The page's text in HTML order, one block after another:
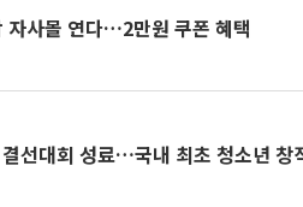
자사몰 연다…2만원 쿠폰 혜택
선대회 성료…국내 최초 청소년 창